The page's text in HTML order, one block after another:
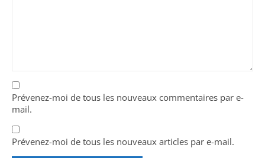
Prévenez-moi de tous les nouveaux commentaires par e-
mail.
Prévenez-moi de tous les nouveaux articles par e-mail.